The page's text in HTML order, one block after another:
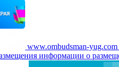
www.ombudsman-yug.com
информации о